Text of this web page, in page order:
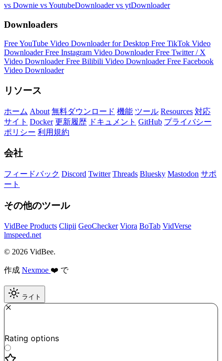
vs Downie vs YoutubeDownloadervs ytDownloader
Downloaders
Free YouTube Video Downloader for Desktop Free TikTok Video
DownloaderFree Instagram Video DownloaderFree Twitter / X
Video DownloaderFree Bilibili Video DownloaderFree Facebook
Video Downloader
リソース
ホーム About 無料ダウンロード 機能 ツール Resources 対応
サイト Docker 更新履歴 ドキュメント GitHub プライバシー
ポリシー 利用規約
会社
フィードバック Discord Twitter Threads Bluesky Mastodon サポ
ート
その他のツール
VidBee Products Clipii GeoChecker Viora BoTab VidVerse
lmspeed.net
© 2026 VidBee.
作成 Nexmoe ❤️ で
ライト
Rating options